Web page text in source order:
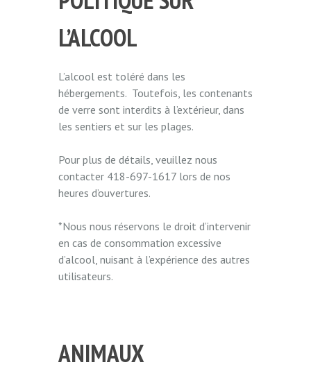
L’ALCOOL
L’alcool est toléré dans les
hébergements. Toutefois, les contenants
de verre sont interdits à l’extérieur, dans
les sentiers et sur les plages.
Pour plus de détails, veuillez nous
contacter 418-697-1617 lors de nos
heures d’ouvertures.
*Nous nous réservons le droit d’intervenir
en cas de consommation excessive
d’alcool, nuisant à l’expérience des autres
utilisateurs.
ANIMAUX